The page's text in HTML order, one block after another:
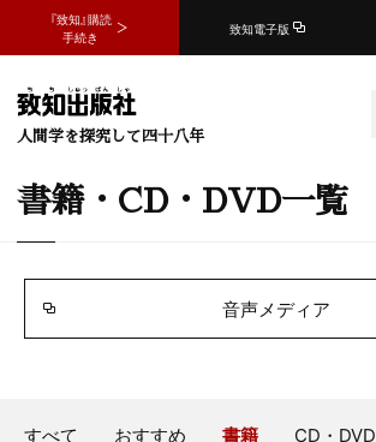
『致知』購読
手続き
致知電子版
人間学を探究して四十八年
書籍・CD・DVD一覧
音声メディア
すべて おすすめ 書籍 CD・DVD